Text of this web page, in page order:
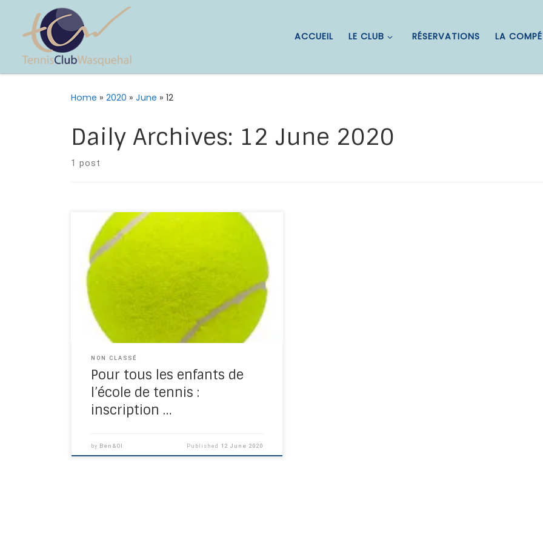
ACCUEIL LE CLUB RÉSERVATIONS LA
Home » 2020 » June » 12
Daily Archives: 12 June 2020
1 post
Bonjour à tous, Nous espérons que vous allez
bien! Votre club organise cet été des stages
gratuits pour tous les enfants inscrits à
l’école de tennis. Chaque enfant peut se
positionner sur un des créneaux figurant sur
la page de réservation ICI A très vite!! Votre
club.
NON CLASSÉ
Pour tous les enfants de
l’école de tennis :
inscription …
by Ben&Ol Published 12 June 2020